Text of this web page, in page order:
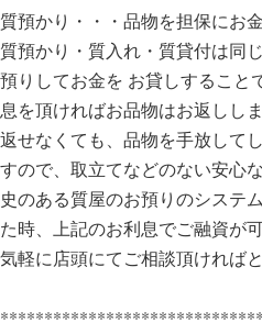
質預かり・・・品物を担保にお
質預かり・質入れ・質貸付は同
預りしてお金を お貸しすること
息を頂ければお品物はお返しし
返せなくても、品物を手放して
すので、取立てなどのない安心
史のある質屋のお預りのシステ
た時、上記のお利息でご融資が
気軽に店頭にてご相談頂ければと